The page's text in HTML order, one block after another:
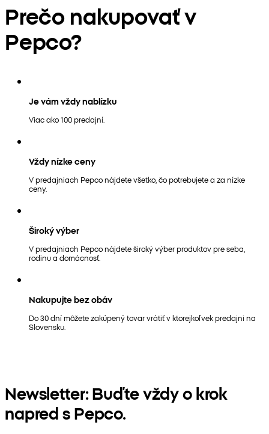
Prečo nakupovať v
Pepco?
Je vám vždy nablízku
Viac ako 100 predajní.
Vždy nízke ceny
V predajniach Pepco nájdete všetko, čo potrebujete a za nízke
ceny.
Široký výber
V predajniach Pepco nájdete široký výber produktov pre seba,
rodinu a domácnosť.
Nakupujte bez obáv
Do 30 dní môžete zakúpený tovar vrátiť v ktorejkoľvek predajni na
Slovensku.
Newsletter: Buďte vždy o krok
napred s Pepco.